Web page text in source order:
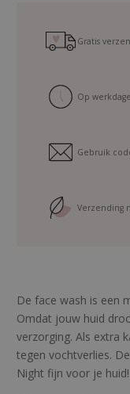
n
a
a
n
t
Gratis
Op
Gebruik
Verzending
De face wash is een
Omdat jouw huid
verzorging. Als extra
tegen vochtverlies.
Night fijn voor je huid!